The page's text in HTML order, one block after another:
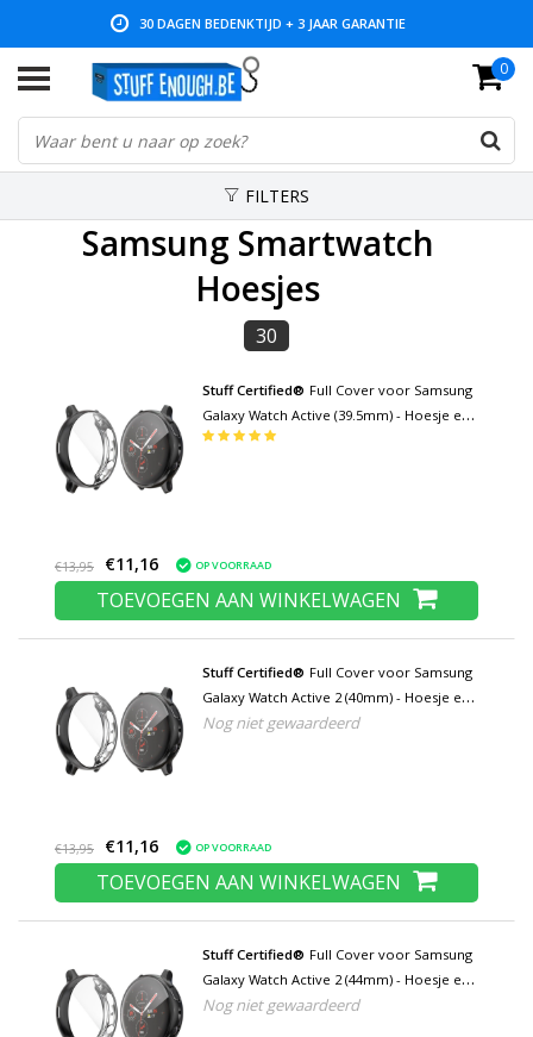
LAGE PRIJZEN EN RUIM ASSORTIMENT
0
FILTERS
Samsung Smartwatch
Hoesjes
30
Stuff Certified® Full Cover voor Samsung
Galaxy Watch Active (39.5mm) - Hoesje en
Screen Protector - TPU Hard Case Zwart
€13,95 €11,16 OP VOORRAAD
TOEVOEGEN AAN WINKELWAGEN
Stuff Certified® Full Cover voor Samsung
Galaxy Watch Active 2 (40mm) - Hoesje en
Screen Protector - TPU Hard Case Zwart
Nog niet gewaardeerd
€13,95 €11,16 OP VOORRAAD
TOEVOEGEN AAN WINKELWAGEN
Stuff Certified® Full Cover voor Samsung
Galaxy Watch Active 2 (44mm) - Hoesje en
Screen Protector - TPU Hard Case Zwart
Nog niet gewaardeerd